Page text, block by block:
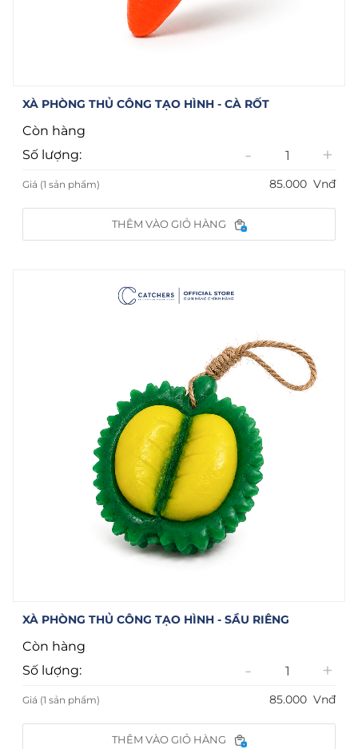
XÀ PHÒNG THỦ CÔNG TẠO HÌNH - CÀ RỐT
Còn hàng
Số lượng:
- +
Giá (1 sản phẩm) 85.000 Vnđ
THÊM VÀO GIỎ HÀNG
XÀ PHÒNG THỦ CÔNG TẠO HÌNH - SẦU RIÊNG
Còn hàng
Số lượng:
- +
Giá (1 sản phẩm) 85.000 Vnđ
THÊM VÀO GIỎ HÀNG